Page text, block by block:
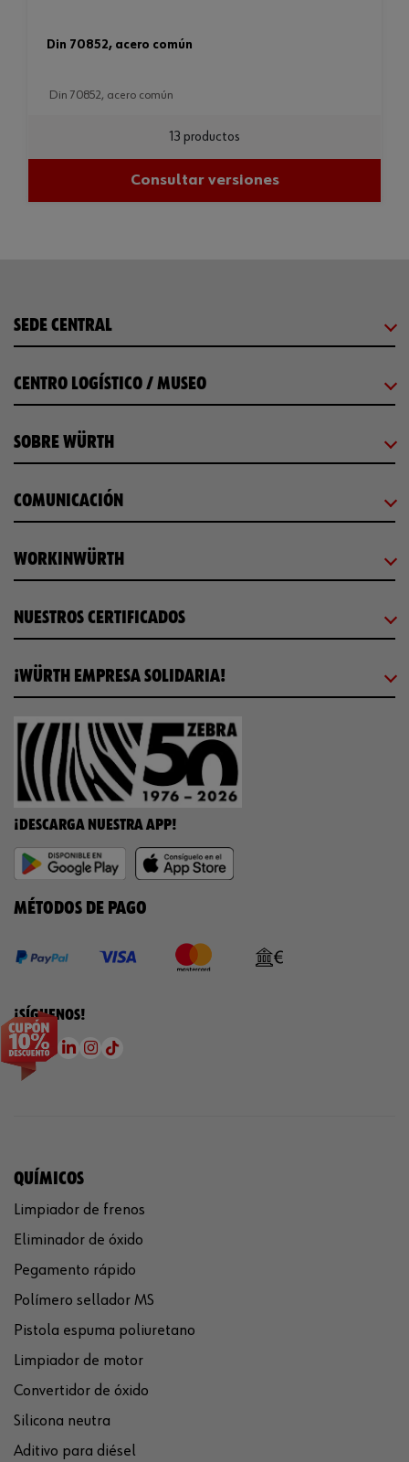
din 70852, acero común
din 70852, acero común
13 productos
Consultar versiones
SEDE CENTRAL
CENTRO LOGÍSTICO / MUSEO
SOBRE WÜRTH
COMUNICACIÓN
WORKINWÜRTH
NUESTROS CERTIFICADOS
¡WÜRTH EMPRESA SOLIDARIA!
¡DESCARGA NUESTRA APP!
MÉTODOS DE PAGO
¡SÍGUENOS!
QUÍMICOS
Limpiador de frenos
Eliminador de óxido
Pegamento rápido
Polímero sellador MS
Pistola espuma poliuretano
Limpiador de motor
Convertidor de óxido
Silicona neutra
Aditivo para diésel